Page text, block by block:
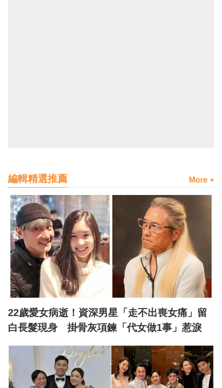
編輯精選推薦 More +
22歲愛女病逝！資深男星「走不出喪女痛」留
白長髮現身 掛骨灰項鍊「代女做1事」惹淚